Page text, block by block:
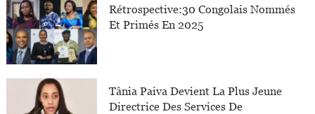
Rétrospective:30 Congolais Nommés
Et Primés En 2025
Tânia Paiva Devient La Plus Jeune
Directrice Des Services De